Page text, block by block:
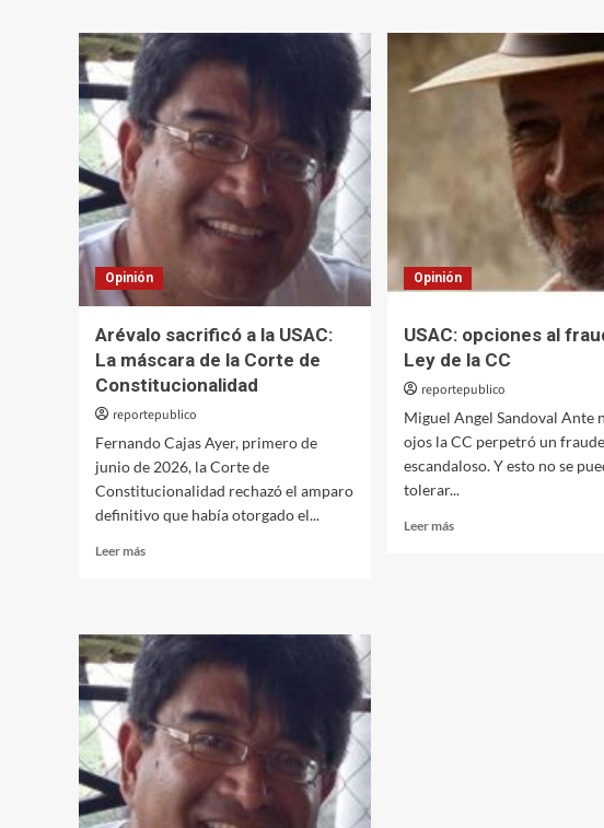
hoy
la
El
colapso
del
constitucional
Opinión
Arévalo sacrificó a la USAC:
La máscara de la Corte de
Constitucionalidad
reportepublico
Fernando Cajas Ayer, primero de
junio de 2026, la Corte de
Constitucionalidad rechazó el amparo
definitivo que había otorgado el...
Leer másLeer
a
la
USAC:
La
máscara
de
la
Corte
Opinión
USAC: opciones al
Ley de la CC
reportepublico
Miguel Angel Sandoval Ante
ojos la CC perpetró un
escandaloso. Y esto no se
tolerar...
Leer másLeer